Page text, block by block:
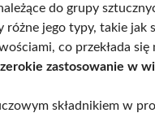
do grupy
różne jego typy, takie jak
co przekłada
zastosowanie w
składnikiem w